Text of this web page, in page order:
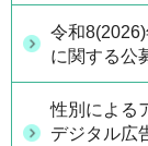
令和
に関する公
性別による
デジタル広